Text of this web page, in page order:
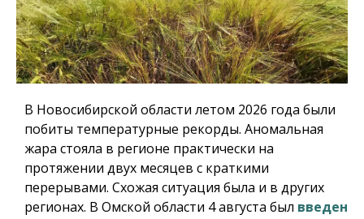
В Новосибирской области летом 2026 года были
побиты температурные рекорды. Аномальная
жара стояла в регионе практически на
протяжении двух месяцев с краткими
перерывами. Схожая ситуация была и в других
регионах. В Омской области 4 августа был введен